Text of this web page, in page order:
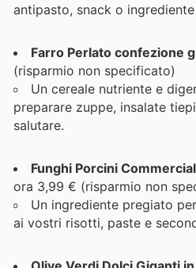
antipasto, snack o
Farro Perlato confezione
(risparmio non specificato)
Un cereale nutriente e
preparare zuppe, insalate
salutare.
Funghi Porcini
ora 3,99 € (risparmio non
Un ingrediente pregiato
ai vostri risotti, paste e